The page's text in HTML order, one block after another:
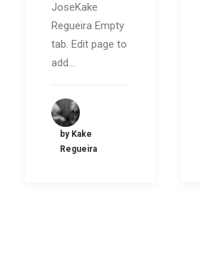
JoseKake
Regueira Empty
tab. Edit page to
add…
by Kake
Regueira